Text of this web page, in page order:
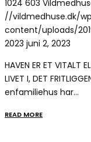
1024 603
//vildmedhuse.dk/
content/uploads/
2023 juni 2, 2023
HAVEN ER ET VITALT
LIVET I, DET
enfamiliehus har…
READ MORE